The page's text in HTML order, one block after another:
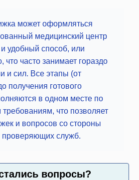
может оформляться
медицинский центр
удобный способ, или
что часто занимает гораздо
и сил. Все этапы (от
получения готового
в одном месте по
что позволяет
и вопросов со стороны
проверяющих служб.
вопросы?